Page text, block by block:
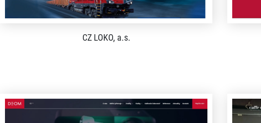
CZ LOKO, a.s.